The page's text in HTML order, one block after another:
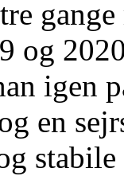
og
igen
en